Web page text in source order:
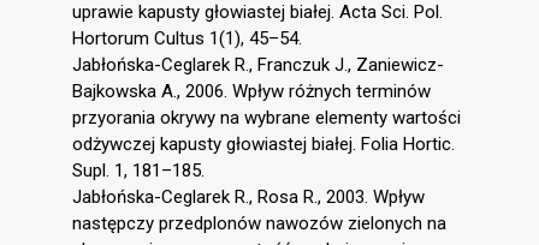
uprawie kapusty głowiastej białej. Acta Sci. Pol.
Hortorum Cultus 1(1), 45–54.
Jabłońska-Ceglarek R., Franczuk J., Zaniewicz-
Bajkowska A., 2006. Wpływ różnych terminów
przyorania okrywy na wybrane elementy wartości
odżywczej kapusty głowiastej białej. Folia Hortic.
Supl. 1, 181–185.
Jabłońska-Ceglarek R., Rosa R., 2003. Wpływ
następczy przedplonów nawozów zielonych na